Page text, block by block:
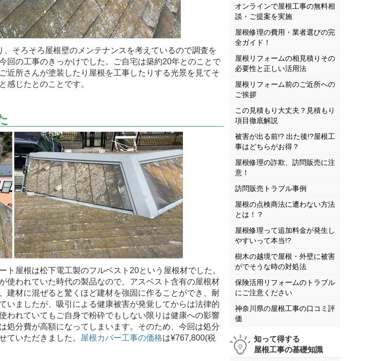
そろそろ屋根壁のメンテナンスを考えているので調査を
回の工事のきっかけでした。ご自宅は築約20年とのことで
近所さんが塗装したり屋根を工事したりする光景を見てそ
感じたとのことです。
屋根は松下電工製のフルベスト20という屋根材でした。
使われていた時代の製品なので、アスベスト含有の屋根材
建材に混ぜると驚くほど建材を強固に作ることができ、耐
いましたが、吸引による健康被害が発覚してからは法律的
われていてもご自身で粉砕でもしない限りは健康への影響
処分費が高額になってしまいます。そのため、今回は処分
ていただきました。
屋根カバー工事の価格は¥767,800(税
オンラインで屋根工事の無料相
談・ご提案を実施
屋根修理の費用・業者選びの完
全ガイド！
屋根リフォームの相見積りその
必要性と正しい活用法
屋根リフォーム前のご近所への
ご挨拶
この見積もり大丈夫？見積もり
項目徹底解説
被害が出る前!? 出た後!?屋根工
事はどちらがお得？
屋根修理の詐欺、訪問販売に注
意！
訪問販売トラブル事例
屋根の点検商法に遭わない方法
とは！？
屋根修理って追加料金が発生し
やすいって本当!?
樹木の越境で屋根・外壁に被害
がでそうな時の対処法
保険活用リフォームのトラブル
にご注意ください
神奈川県の屋根工事の口コミ評
価
知って得する
屋根工事の基礎知識